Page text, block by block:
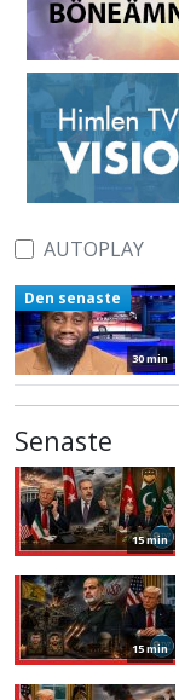
AUTOPLAY
30 min
Den senaste
Senaste
15 min
15 min